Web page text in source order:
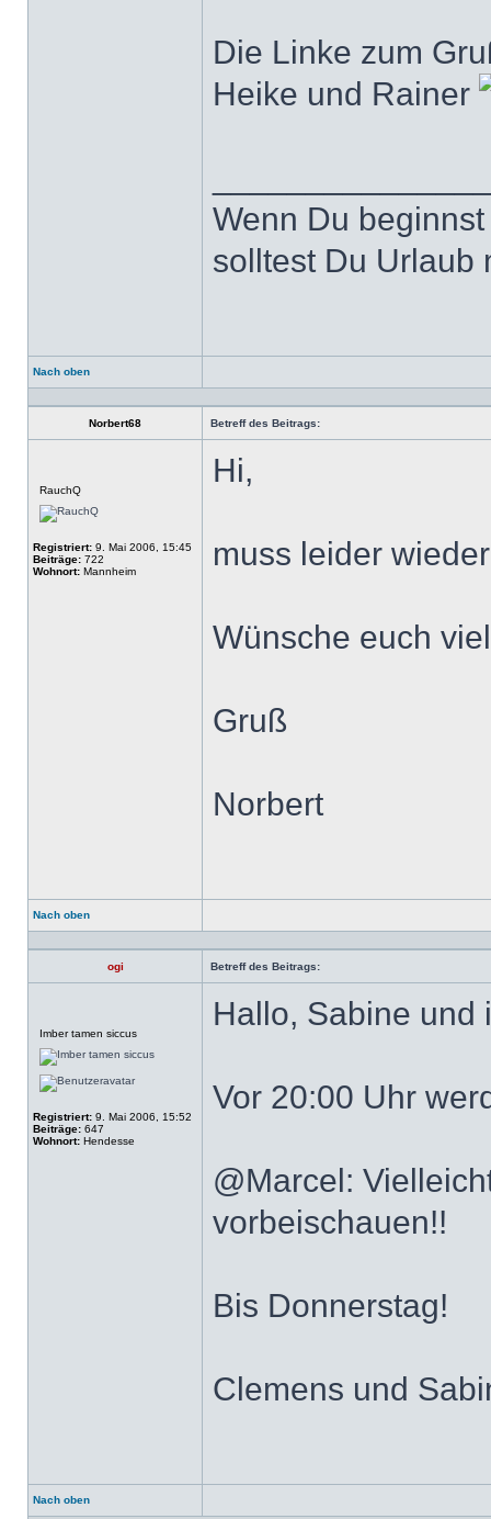
Die Linke zum
Heike und Rainer
Wenn Du
solltest Du Urlaub
Nach oben
Profil
Norbert68 Betreff des Beitrags:
RauchQ
Registriert: 9. Mai 2006, 15:45
Beiträge: 722
Wohnort: Mannheim
Hi,
muss leider
Wünsche euch
Gruß
Norbert
Nach oben
Profil
ogi Betreff des Beitrags:
Imber tamen siccus
Registriert: 9. Mai 2006, 15:52
Beiträge: 647
Wohnort: Hendesse
Hallo, Sabine und
Vor 20:00 Uhr
@Marcel:
vorbeischauen!!
Bis Donnerstag!
Clemens und
Nach oben
Profil